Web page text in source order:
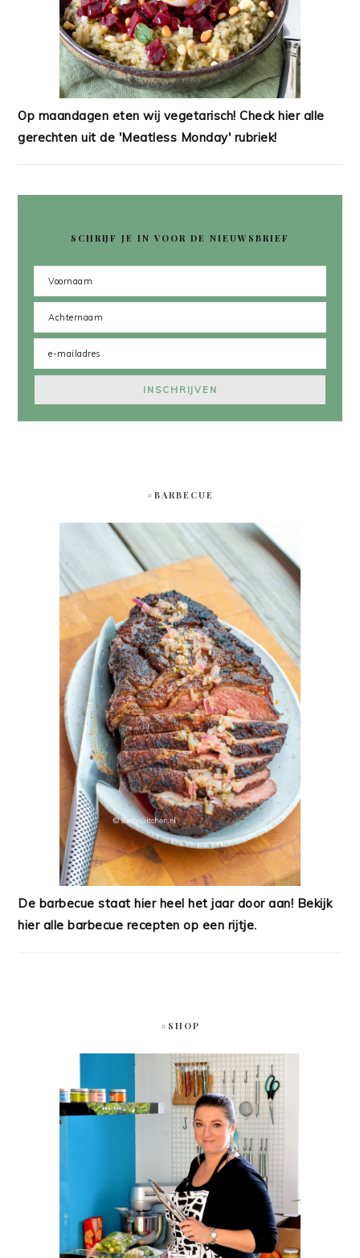
Op maandagen eten wij vegetarisch! Check hier alle
gerechten uit de 'Meatless Monday' rubriek!
SCHRIJF JE IN VOOR DE NIEUWSBRIEF
#BARBECUE
De barbecue staat hier heel het jaar door aan! Bekijk
hier alle barbecue recepten op een rijtje.
#SHOP